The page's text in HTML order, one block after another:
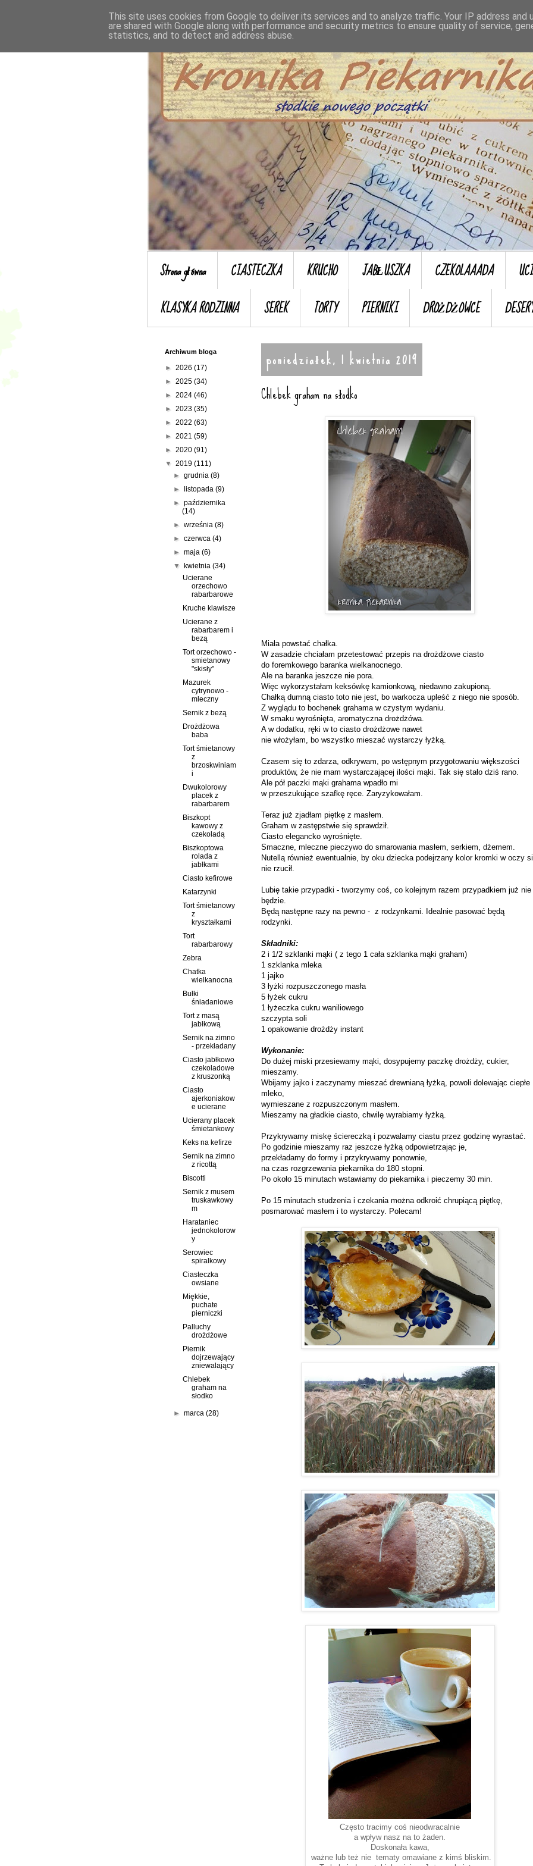
Strona główna CIASTECZKA KRUCHO JABŁUSZKA CZEKOLAAADA
KLASYKA RODZINNA
SEREK TORTY PIERNIKI DROŻDŻOWCE DESERY
poniedziałek, 1 kwietnia 2019
Chlebek graham na słodko
Miała powstać chałka.
W zasadzie chciałam przetestować przepis na drożdżowe ciasto
do foremkowego baranka wielkanocnego.
Ale na baranka jeszcze nie pora.
Więc wykorzystałam keksówkę kamionkową, niedawno zakupioną.
Chałką dumną ciasto toto nie jest, bo warkocza upleść z niego nie sposób.
Z wyglądu to bochenek grahama w czystym wydaniu.
W smaku wyrośnięta, aromatyczna drożdżówa.
A w dodatku, ręki w to ciasto drożdżowe nawet
nie włożyłam, bo wszystko mieszać wystarczy łyżką.
Czasem się to zdarza, odkrywam, po wstępnym przygotowaniu większości
produktów, że nie mam wystarczającej ilości mąki. Tak się stało dziś rano.
Ale pół paczki mąki grahama wpadło mi
w przeszukujące szafkę ręce. Zaryzykowałam.
Teraz już zjadłam piętkę z masłem.
Graham w zastępstwie się sprawdził.
Ciasto elegancko wyrośnięte.
Smaczne, mleczne pieczywo do smarowania masłem, serkiem, dżemem.
Nutellą również ewentualnie, by oku dziecka podejrzany kolor kromki w oczy
nie rzucił.
Lubię takie przypadki - tworzymy coś, co kolejnym razem przypadkiem już nie
będzie.
Będą następne razy na pewno - z rodzynkami. Idealnie pasować będą
rodzynki.
Składniki:
2 i 1/2 szklanki mąki ( z tego 1 cała szklanka mąki graham)
1 szklanka mleka
1 jajko
3 łyżki rozpuszczonego masła
5 łyżek cukru
1 łyżeczka cukru waniliowego
szczypta soli
1 opakowanie drożdży instant
Wykonanie:
Do dużej miski przesiewamy mąki, dosypujemy paczkę drożdży, cukier,
mieszamy.
Wbijamy jajko i zaczynamy mieszać drewnianą łyżką, powoli dolewając ciepłe
mleko,
wymieszane z rozpuszczonym masłem.
Mieszamy na gładkie ciasto, chwilę wyrabiamy łyżką.
Przykrywamy miskę ściereczką i pozwalamy ciastu przez godzinę wyrastać.
Po godzinie mieszamy raz jeszcze łyżką odpowietrzając je,
przekładamy do formy i przykrywamy ponownie,
na czas rozgrzewania piekarnika do 180 stopni.
Po około 15 minutach wstawiamy do piekarnika i pieczemy 30 min.
Po 15 minutach studzenia i czekania można odkroić chrupiącą piętkę,
posmarować masłem i to wystarczy. Polecam!
Często tracimy coś nieodwracalnie
a wpływ nasz na to żaden.
Doskonała kawa,
ważne lub też nie tematy omawiane z kimś bliskim.
Archiwum bloga
► 2026 (17)
► 2025 (34)
► 2024 (46)
► 2023 (35)
► 2022 (63)
► 2021 (59)
► 2020 (91)
▼ 2019 (111)
►grudnia(8)
►
listopada(9)
►października
(14)
►września(8)
►czerwca(4)
►maja(6)
▼ kwietnia(34)
Ucierane
orzechowo
rabarbarowe
Kruche klawisze
Ucierane z
rabarbarem i
bezą
Tort orzechowo -
smietanowy
"skisły"
Mazurek
cytrynowo -
mleczny
Sernik z bezą
Drożdżowa
baba
Tort śmietanowy
z
brzoskwiniam
i
Dwukolorowy
placek z
rabarbarem
Biszkopt
kawowy z
czekoladą
Biszkoptowa
rolada z
jabłkami
Ciasto kefirowe
Katarzynki
Tort śmietanowy
z
kryształkami
Tort
rabarbarowy
Zebra
Chatka
wielkanocna
Bułki
śniadaniowe
Tort z masą
jabłkową
Sernik na zimno
- przekładany
Ciasto jabłkowo
czekoladowe
z kruszonką
Ciasto
ajerkoniakow
e ucierane
Ucierany placek
śmietankowy
Keks na kefirze
Sernik na zimno
z ricottą
Biscotti
Sernik z musem
truskawkowy
m
Harataniec
jednokolorow
y
Serowiec
spiralkowy
Ciasteczka
owsiane
Miękkie,
puchate
pierniczki
Palluchy
drożdżowe
Piernik
dojrzewający
zniewalający
Chlebek
graham na
słodko
►marca(28)
This site uses cookies from Google to deliver its services and to analyze traffic. Your IP address and
are shared with Google along with performance and security metrics to ensure quality of service,
statistics, and to detect and address abuse.